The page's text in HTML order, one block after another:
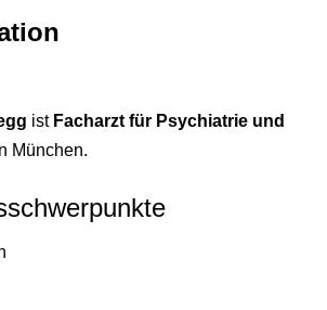
ist Facharzt für Psychiatrie und
München.